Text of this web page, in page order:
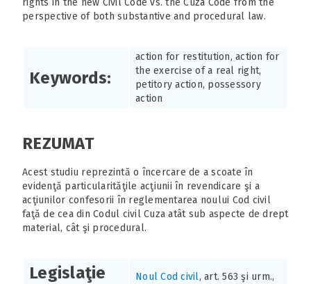
rights in the new Civil Code vs. the Cuza Code from the
perspective of both substantive and procedural law.
Keywords:
action for restitution, action for
the exercise of a real right,
petitory action, possessory
action
REZUMAT
Acest studiu reprezintă o încercare de a scoate în
evidenţă particularităţile acţiunii în revendicare şi a
acţiunilor confesorii în reglementarea noului Cod civil
faţă de cea din Codul civil Cuza atât sub aspecte de drept
material, cât şi procedural.
Legislaţie
Noul Cod civil, art. 563 şi urm.,